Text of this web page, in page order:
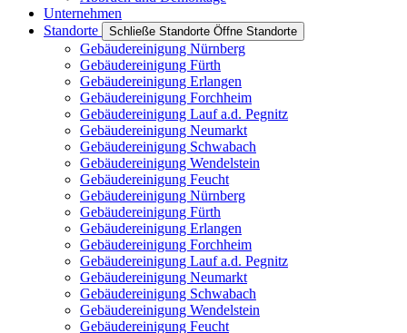
Unternehmen
Standorte
Schließe Standorte Öffne Standorte
Gebäudereinigung Nürnberg
Gebäudereinigung Fürth
Gebäudereinigung Erlangen
Gebäudereinigung Forchheim
Gebäudereinigung Lauf a.d. Pegnitz
Gebäudereinigung Neumarkt
Gebäudereinigung Schwabach
Gebäudereinigung Wendelstein
Gebäudereinigung Feucht
Gebäudereinigung Nürnberg
Gebäudereinigung Fürth
Gebäudereinigung Erlangen
Gebäudereinigung Forchheim
Gebäudereinigung Lauf a.d. Pegnitz
Gebäudereinigung Neumarkt
Gebäudereinigung Schwabach
Gebäudereinigung Wendelstein
Gebäudereinigung Feucht